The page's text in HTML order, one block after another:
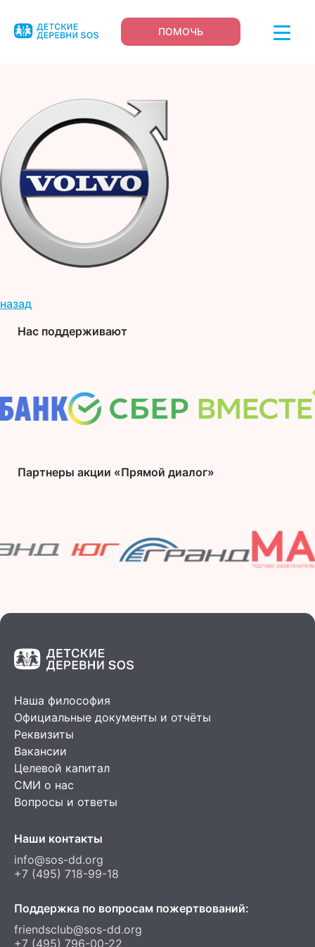
ПОМОЧЬ
назад
Нас поддерживают
Партнеры акции «Прямой диалог»
Наша философия
Официальные документы и отчёты
Реквизиты
Вакансии
Целевой капитал
СМИ о нас
Вопросы и ответы
Наши контакты
info@sos-dd.org
+7 (495) 718-99-18
Поддержка по вопросам пожертвований:
friendsclub@sos-dd.org
+7 (495) 796-00-22